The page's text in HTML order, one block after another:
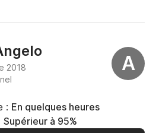
être jugée. La petite cabine
était désagréable. Il n'était pas
nous a bien instruits et nous a
à notre retour, il y avait
peux recommander de réserver
A
2018
: En quelques heures
Supérieur à 95%